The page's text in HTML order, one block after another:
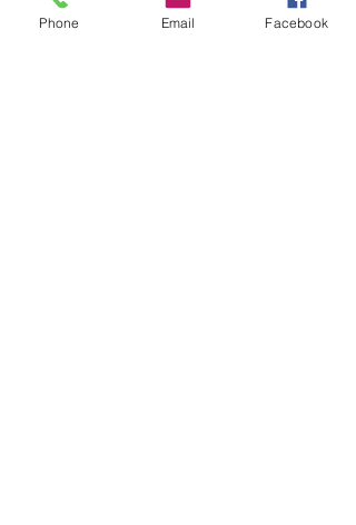
Phone Email Facebook